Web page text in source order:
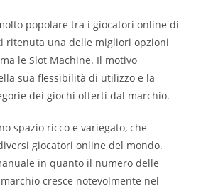
popolare tra i giocatori online di
ritenuta una delle migliori opzioni
le Slot Machine. Il motivo
sua flessibilità di utilizzo e la
dei giochi offerti dal marchio.
spazio ricco e variegato, che
giocatori online del mondo.
in quanto il numero delle
cresce notevolmente nel